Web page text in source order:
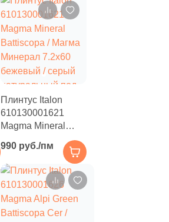
Плинтус Italon
610130001621
Magma Mineral
Battiscopa / Магма
Минерал 7.2x60
бежевый / серый
натуральный под
камень
990 руб./пм